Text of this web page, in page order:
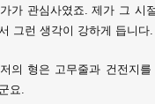
가 관심사였죠. 제가 그 시
그런 생각이 강하게 듭니다.
의 형은 고무줄과 건전지를
요.